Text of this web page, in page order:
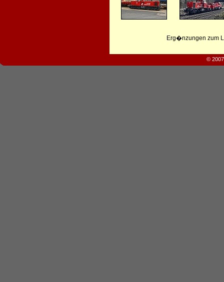
Erg�nzungen zum
©